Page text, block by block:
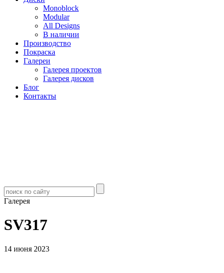
Monoblock
Modular
All Designs
В наличии
Производство
Покраска
Галереи
Галерея проектов
Галерея дисков
Блог
Контакты
Галерея
SV317
14 июня 2023